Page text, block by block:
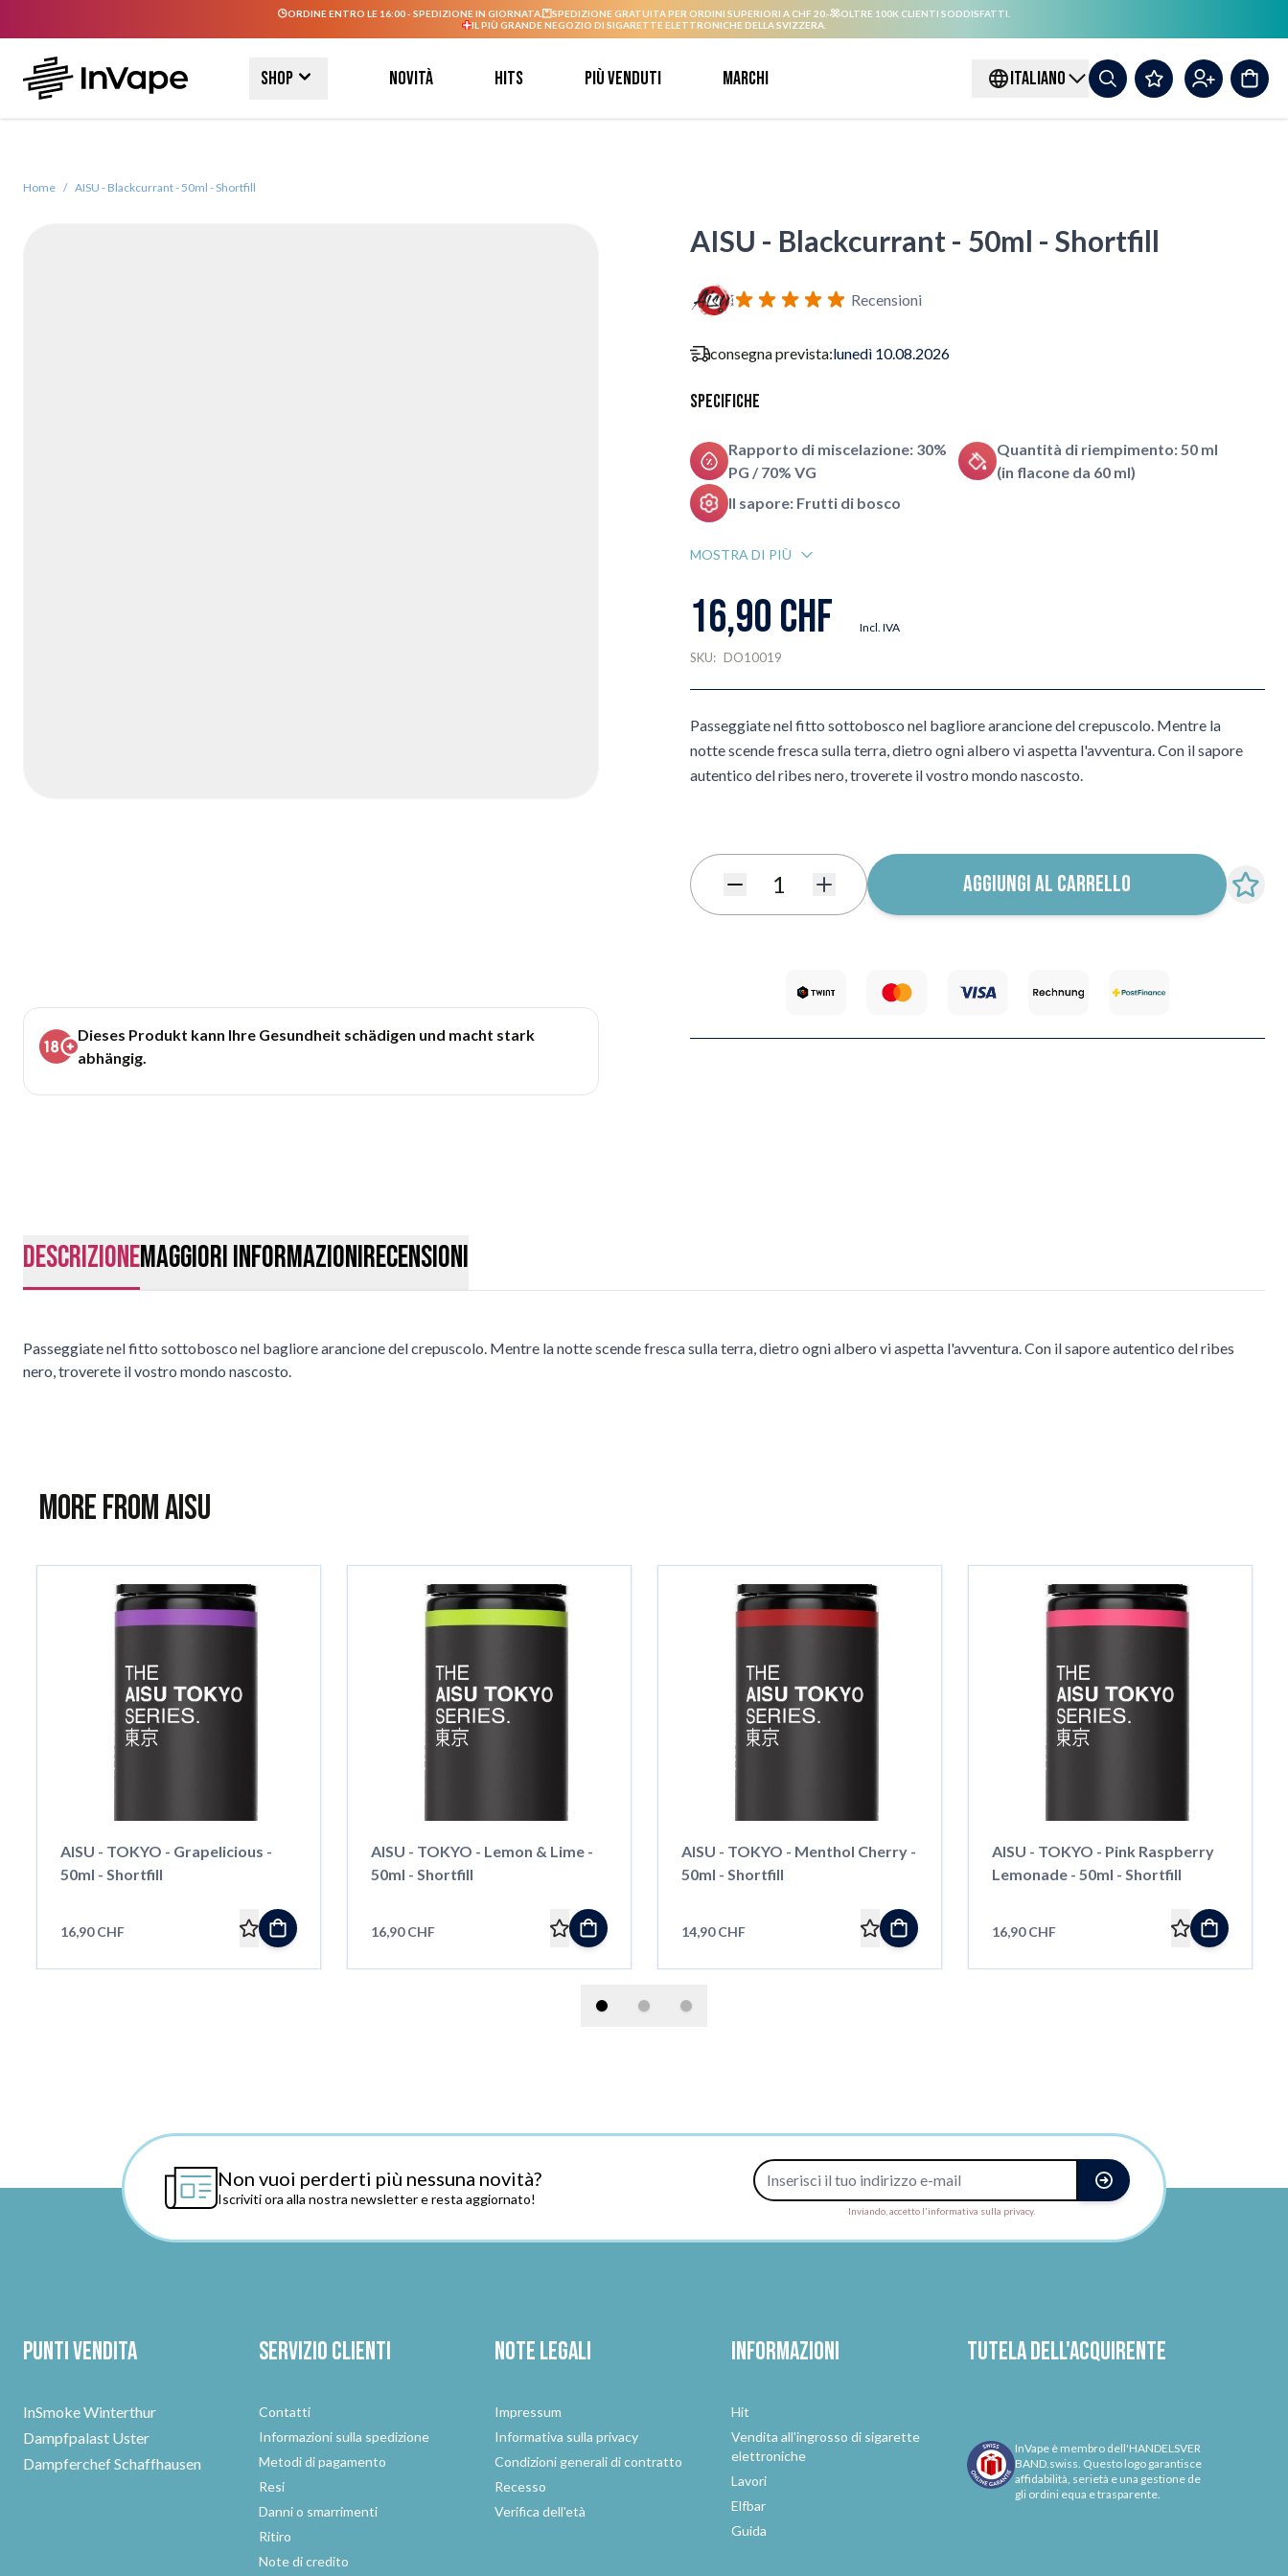
ORDINE ENTRO LE 16:00 - SPEDIZIONE IN GIORNATA. SPEDIZIONE GRATUITA PER ORDINI SUPERIORI A CHF 20.-
OLTRE 100K CLIENTI SODDISFATTI.
IL PIÙ GRANDE NEGOZIO DI SIGARETTE ELETTRONICHE DELLA SVIZZERA.
Shop Novità Hits Più venduti Marchi ITALIANO
Home / AISU - Blackcurrant - 50ml - Shortfill
Dieses Produkt kann Ihre Gesundheit schädigen und macht stark
abhängig.
AISU - Blackcurrant - 50ml - Shortfill
Recensioni
consegna prevista:lunedì 10.08.2026
Specifiche
Rapporto di miscelazione: 30%
PG / 70% VG
Quantità di riempimento: 50 ml
(in flacone da 60 ml)
Il sapore: Frutti di bosco
MOSTRA DI PIÙ
16,90 CHF Incl. IVA
SKU: DO10019
Passeggiate nel fitto sottobosco nel bagliore arancione del crepuscolo. Mentre la
notte scende fresca sulla terra, dietro ogni albero vi aspetta l'avventura. Con il sapore
autentico del ribes nero, troverete il vostro mondo nascosto.
Quantità AGGIUNGI AL CARRELLO
DescrizioneMaggiori InformazioniRecensioni
Passeggiate nel fitto sottobosco nel bagliore arancione del crepuscolo. Mentre la notte scende fresca sulla terra, dietro ogni albero vi aspetta l'avventura. Con il sapore autentico del ribes
nero, troverete il vostro mondo nascosto.
More from AISU
AISU - TOKYO - Grapelicious -
50ml - Shortfill
16,90 CHF
AISU - TOKYO - Lemon & Lime -
50ml - Shortfill
16,90 CHF
AISU - TOKYO - Menthol Cherry -
50ml - Shortfill
14,90 CHF
AISU - TOKYO - Pink Raspberry
Lemonade - 50ml - Shortfill
16,90 CHF
Non vuoi perderti più nessuna novità?
Iscriviti ora alla nostra newsletter e resta aggiornato!
Indirizzo e-mail
Inviando, accetto l'informativa sulla privacy.
Punti vendita
InSmoke Winterthur
Dampfpalast Uster
Dampferchef Schaffhausen
Servizio clienti
Contatti
Informazioni sulla spedizione
Metodi di pagamento
Resi
Danni o smarrimenti
Ritiro
Note di credito
Note legali
Impressum
Informativa sulla privacy
Condizioni generali di contratto
Recesso
Verifica dell'età
Informazioni
Hit
Vendita all'ingrosso di sigarette
elettroniche
Lavori
Elfbar
Guida
Tutela dell'acquirente
InVape è membro dell'HANDELSVER
BAND.swiss. Questo logo garantisce
affidabilità, serietà e una gestione de
gli ordini equa e trasparente.